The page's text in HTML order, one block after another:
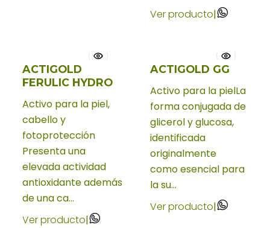
Ver producto|
ACTIGOLD
FERULIC HYDRO
Activo para la piel,
cabello y
fotoprotección
Presenta una
elevada actividad
antioxidante además
de una ca...
Ver producto|
ACTIGOLD GG
Activo para la pielLa
forma conjugada de
glicerol y glucosa,
identificada
originalmente
como esencial para
la su...
Ver producto|